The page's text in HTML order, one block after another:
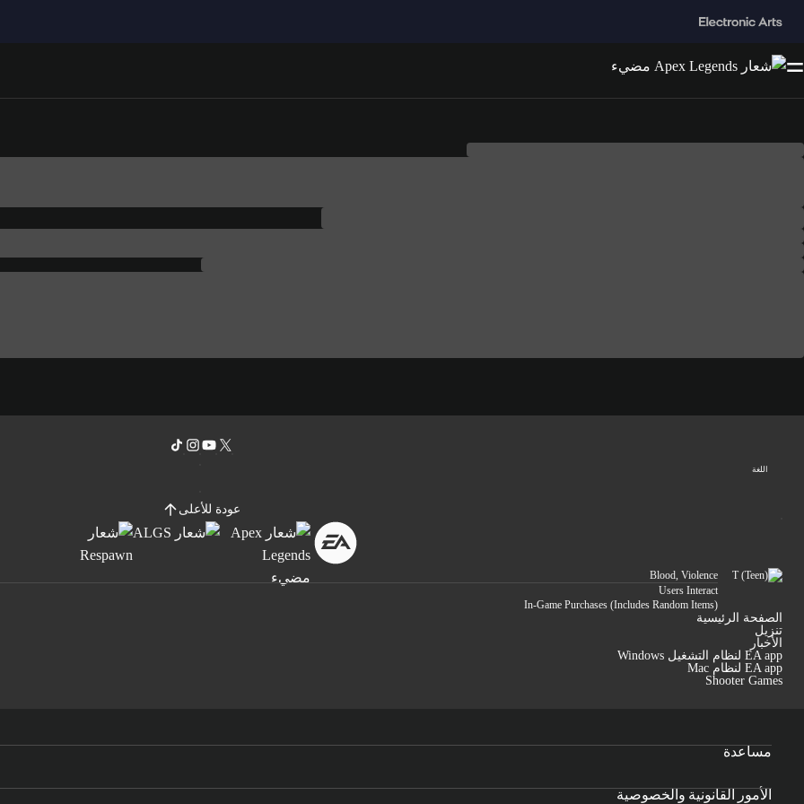
اللغة
عودة للأعلى
Blood, Violence
Users Interact
In-Game Purchases (Includes Random Items)
الصفحة الرئيسية
تنزيل
الأخبار
EA app لنظام التشغيل Windows
EA app لنظام Mac
Shooter Games
مساعدة
الأمور القانونية والخصوصية